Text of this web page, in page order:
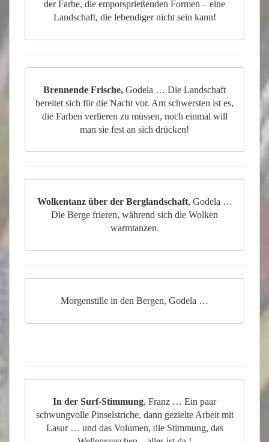
der Farbe, die emporsprießenden Formen – eine
Landschaft, die lebendiger nicht sein kann!
Brennende Frische, Godela … Die Landschaft
bereitet sich für die Nacht vor. Am schwersten ist es,
die Farben verlieren zu müssen, noch einmal will
man sie fest an sich drücken!
Wolkentanz über der Berglandschaft, Godela …
Die Berge frieren, während sich die Wolken
warmtanzen.
Morgenstille in den Bergen, Godela …
In der Surf-Stimmung, Franz … Ein paar
schwungvolle Pinselstriche, dann gezielte Arbeit mit
Lasur … und das Volumen, die Stimmung, das